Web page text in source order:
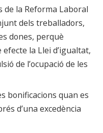
de la Reforma Laboral
dels treballadors,
dones, perquè
la Llei d’igualtat,
de l’ocupació de les
bonificacions quan es
d’una excedència